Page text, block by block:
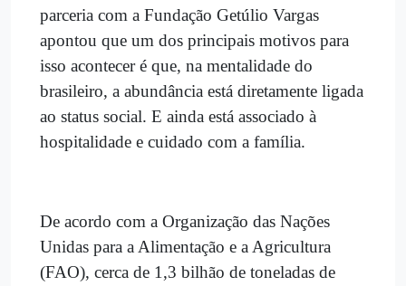
parceria com a Fundação Getúlio Vargas
apontou que um dos principais motivos para
isso acontecer é que, na mentalidade do
brasileiro, a abundância está diretamente ligada
ao status social. E ainda está associado à
hospitalidade e cuidado com a família.
De acordo com a Organização das Nações
Unidas para a Alimentação e a Agricultura
(FAO), cerca de 1,3 bilhão de toneladas de